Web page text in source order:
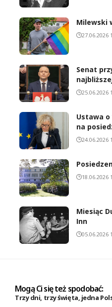
Milewski
27.06.2026
Senat
25.06.2026
Ustawa
na
24.06.2026
18.06.2026
Miesiąc
Inn
05.06.2026
Mogą Ci się też spodobać:
Trzy dni, trzy święta, jedna